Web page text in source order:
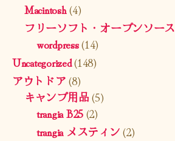
Macintosh(4)
フリーソフト・オープンソース
wordpress(14)
Uncategorized(148)
アウトドア(8)
キャンプ用品(5)
trangia B25(2)
trangia メスティン(2)